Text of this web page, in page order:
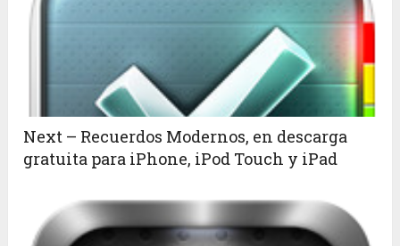
Next – Recuerdos Modernos, en descarga
gratuita para iPhone, iPod Touch y iPad